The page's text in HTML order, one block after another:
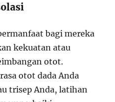
bagi mereka
kekuatan atau
otot.
otot dada Anda
trisep Anda, latihan